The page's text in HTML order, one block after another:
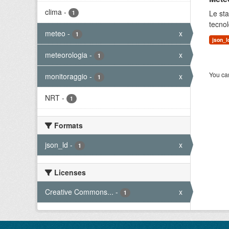
clima - 1
meteo - 1 x
meteorologia - 1 x
monitoraggio - 1 x
NRT - 1
Formats
json_ld - 1 x
Licenses
Creative Commons... - 1 x
Le
You